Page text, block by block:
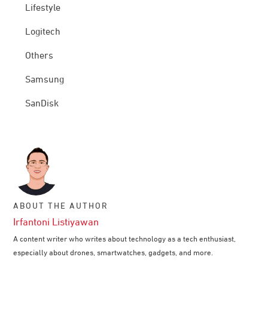
Lifestyle
Logitech
Others
Samsung
SanDisk
ABOUT THE AUTHOR
Irfantoni Listiyawan
A content writer who writes about technology as a tech enthusiast,
especially about drones, smartwatches, gadgets, and more.